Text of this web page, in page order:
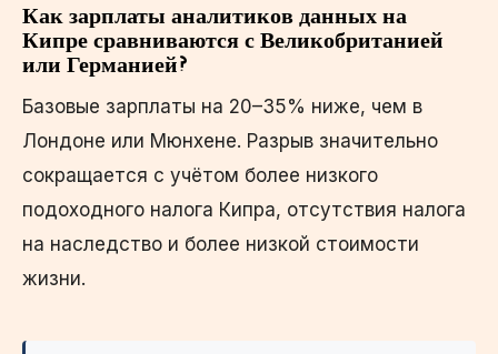
Как зарплаты аналитиков данных на
Кипре сравниваются с Великобританией
или Германией?
Базовые зарплаты на 20–35% ниже, чем в
Лондоне или Мюнхене. Разрыв значительно
сокращается с учётом более низкого
подоходного налога Кипра, отсутствия налога
на наследство и более низкой стоимости
жизни.